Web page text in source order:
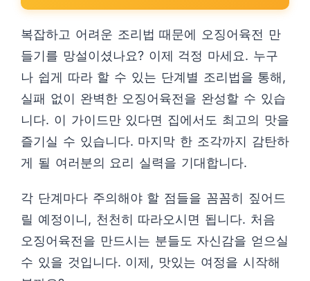
복잡하고 어려운 조리법 때문에 오징어육전 만
들기를 망설이셨나요? 이제 걱정 마세요. 누구
나 쉽게 따라 할 수 있는 단계별 조리법을 통해,
실패 없이 완벽한 오징어육전을 완성할 수 있습
니다. 이 가이드만 있다면 집에서도 최고의 맛을
즐기실 수 있습니다. 마지막 한 조각까지 감탄하
게 될 여러분의 요리 실력을 기대합니다.
각 단계마다 주의해야 할 점들을 꼼꼼히 짚어드
릴 예정이니, 천천히 따라오시면 됩니다. 처음
오징어육전을 만드시는 분들도 자신감을 얻으실
수 있을 것입니다. 이제, 맛있는 여정을 시작해